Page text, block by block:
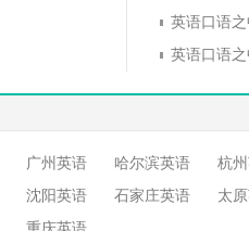
英语口语
英语口语
广州英语 哈尔滨英语
杭
沈阳英语 石家庄英语
太